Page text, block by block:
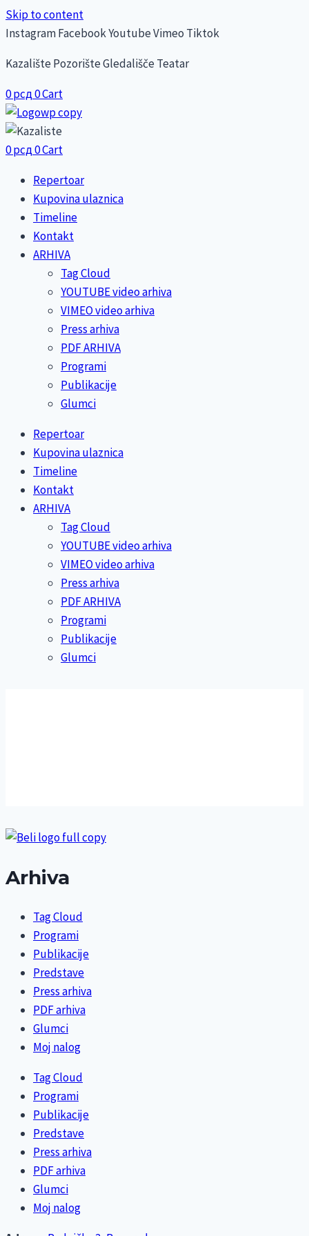
Skip to content
InstagramFacebookYoutubeVimeo Tiktok
Kazalište Pozorište Gledališče Teatar
0рсд0Cart
0рсд0Cart
Repertoar
Kupovina ulaznica
Timeline
Kontakt
ARHIVA
Tag Cloud
YOUTUBE video arhiva
VIMEO video arhiva
Press arhiva
PDF ARHIVA
Programi
Publikacije
Glumci
Repertoar
Kupovina ulaznica
Timeline
Kontakt
ARHIVA
Tag Cloud
YOUTUBE video arhiva
VIMEO video arhiva
Press arhiva
PDF ARHIVA
Programi
Publikacije
Glumci
Arhiva
Tag Cloud
Programi
Publikacije
Predstave
Press arhiva
PDF arhiva
Glumci
Moj nalog
Tag Cloud
Programi
Publikacije
Predstave
Press arhiva
PDF arhiva
Glumci
Moj nalog